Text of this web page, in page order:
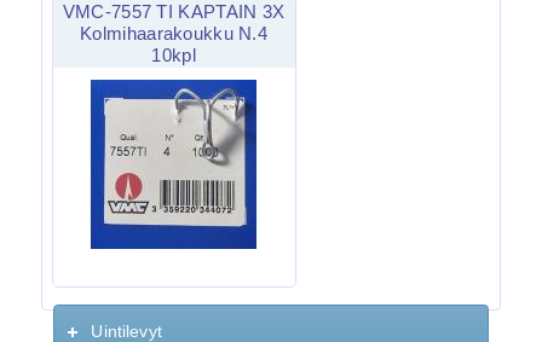
VMC-7557 TI KAPTAIN 3X
Kolmihaarakoukku N.4
10kpl
Uintilevyt